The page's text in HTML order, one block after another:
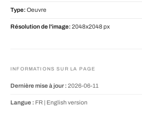
Type: Oeuvre
Résolution de l'image: 2048x2048 px
INFORMATIONS SUR LA PAGE
Dernière mise à jour : 2026-06-11
Langue : FR | English version